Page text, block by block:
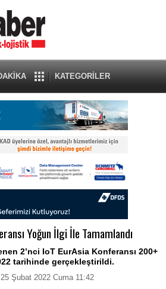
KATEGORİLER
Yoğun İlgi İle Tamamlandı
2’nci IoT EurAsia Konferansı 200+
tarihinde gerçekleştirildi.
25 Şubat 2022 Cuma 11:42